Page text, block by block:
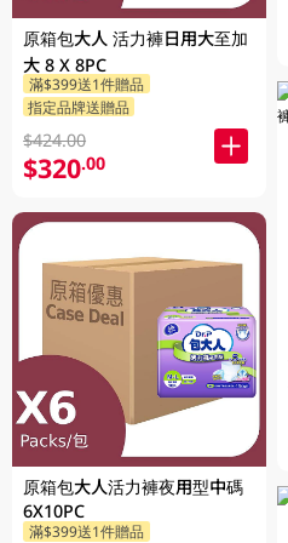
原箱包大人 活力褲日用大至加
大 8 X 8PC
滿$399送1件贈品
指定品牌送贈品
$424.00
$320.00
原箱包大人活力褲夜用型中碼
6X10PC
滿$399送1件贈品